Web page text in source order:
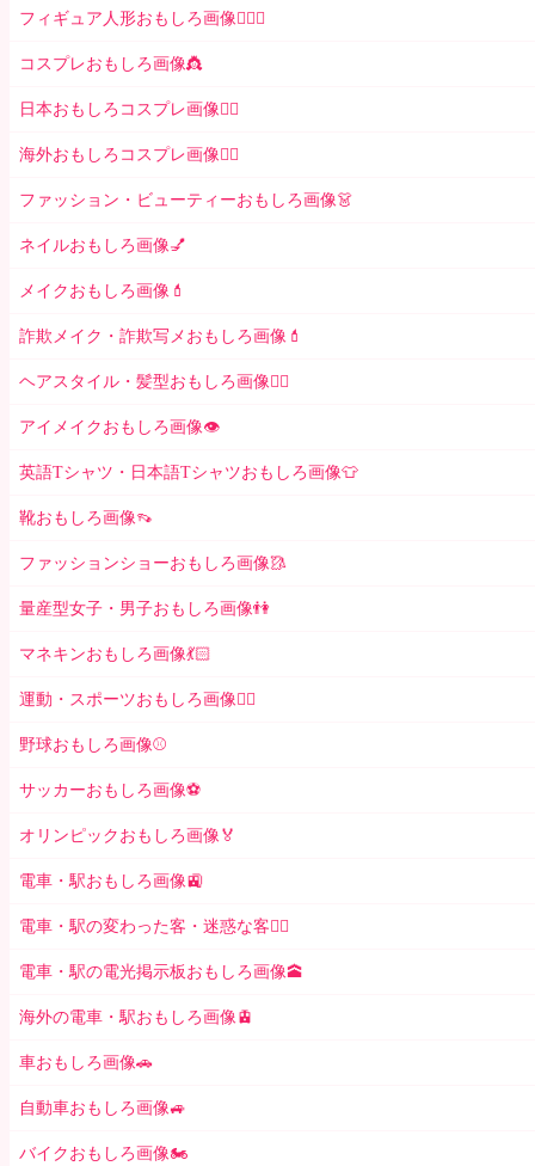
フィギュア人形おもしろ画像🧍🏼‍♂️
コスプレおもしろ画像👸
日本おもしろコスプレ画像🧝‍♀️
海外おもしろコスプレ画像🧝‍♂️
ファッション・ビューティーおもしろ画像👗
ネイルおもしろ画像💅
メイクおもしろ画像💄
詐欺メイク・詐欺写メおもしろ画像💄
ヘアスタイル・髪型おもしろ画像👱‍♀️
アイメイクおもしろ画像👁
英語Tシャツ・日本語Tシャツおもしろ画像👕
靴おもしろ画像👡
ファッションショーおもしろ画像🥻
量産型女子・男子おもしろ画像👫
マネキンおもしろ画像💃🏻
運動・スポーツおもしろ画像🏃‍♂️
野球おもしろ画像⚾
サッカーおもしろ画像⚽️
オリンピックおもしろ画像🏅
電車・駅おもしろ画像🚉
電車・駅の変わった客・迷惑な客🤦‍♀️
電車・駅の電光掲示板おもしろ画像🕋
海外の電車・駅おもしろ画像🚊
車おもしろ画像🚗
自動車おもしろ画像🚙
バイクおもしろ画像🏍